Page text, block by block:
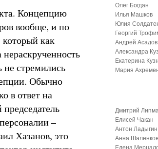
Концепцию
вообще, и по
который как
не стремились
Обычно
в ответ на
–
Хазанов, это
Олег Богдан
Илья Машков
Юлия
Георгий
Андрей Асадов
Александра
Екатерина
Мария
Дмитрий
Елисей Чакан
Антон Ладыгин
Анна
Елена